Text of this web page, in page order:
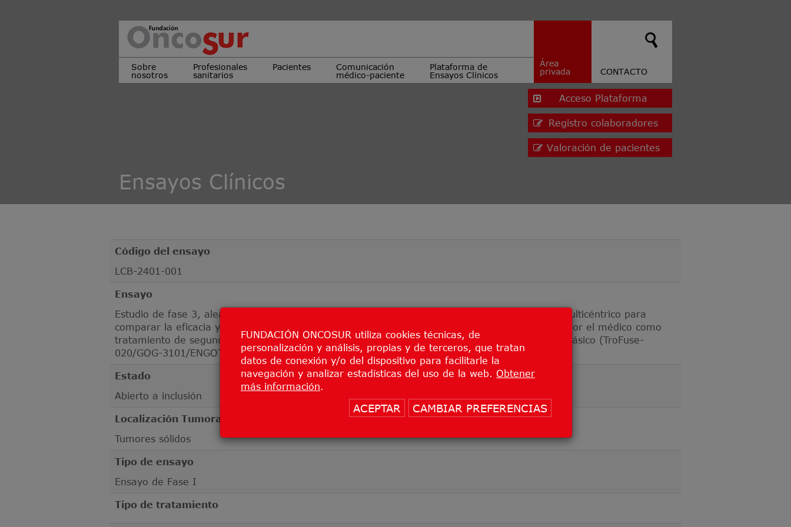
FUNDACIÓN ONCOSUR utiliza cookies técnicas, de
personalización y análisis, propias y de terceros, que tratan
datos de conexión y/o del dispositivo para facilitarle la
navegación y analizar estadísticas del uso de la web. Obtener
más información.
ACEPTAR CAMBIAR PREFERENCIAS
Sobre
nosotros
Profesionales
sanitarios
Pacientes
Comunicación
médico-paciente
Plataforma de
Ensayos Clínicos
Área
privada
CONTACTO
Acceso Plataforma
Registro colaboradores
Valoración de pacientes
Ensayos Clínicos
Código del ensayo
LCB-2401-001
Ensayo
Estudio de fase 3, aleatorizado, comparativo con tratamiento activo, sin enmascaramiento y multicéntrico para
comparar la eficacia y la seguridad de MK-2870 en monoterapia frente al tratamiento elegido por el médico como
tratamiento de segunda línea en participantes con cáncer de cuello uterino recurrente o metastásico (TroFuse-
020/GOG-3101/ENGOT-cx20) Promotor: Merck, Sharp & Dohme de España, S.A
Estado
Abierto a inclusión
Localización Tumoral
Tumores sólidos
Tipo de ensayo
Ensayo de Fase I
Tipo de tratamiento